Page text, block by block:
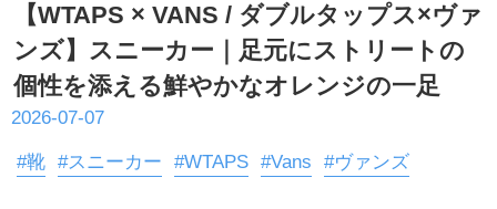
【WTAPS × VANS / ダブルタップス×ヴァ
ンズ】スニーカー｜足元にストリートの
個性を添える鮮やかなオレンジの一足
2026-07-07
#靴 #スニーカー #WTAPS #Vans #ヴァンズ